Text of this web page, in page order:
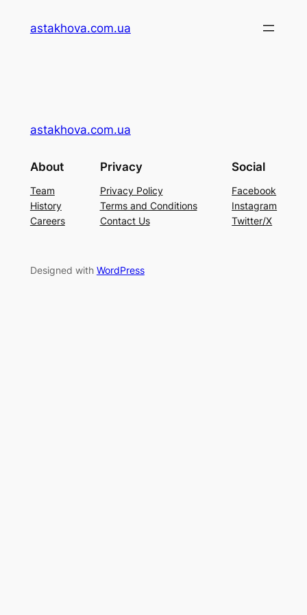
astakhova.com.ua
astakhova.com.ua
About
Team
History
Careers
Privacy
Privacy Policy
Terms and Conditions
Contact Us
Social
Facebook
Instagram
Twitter/X
Designed with WordPress